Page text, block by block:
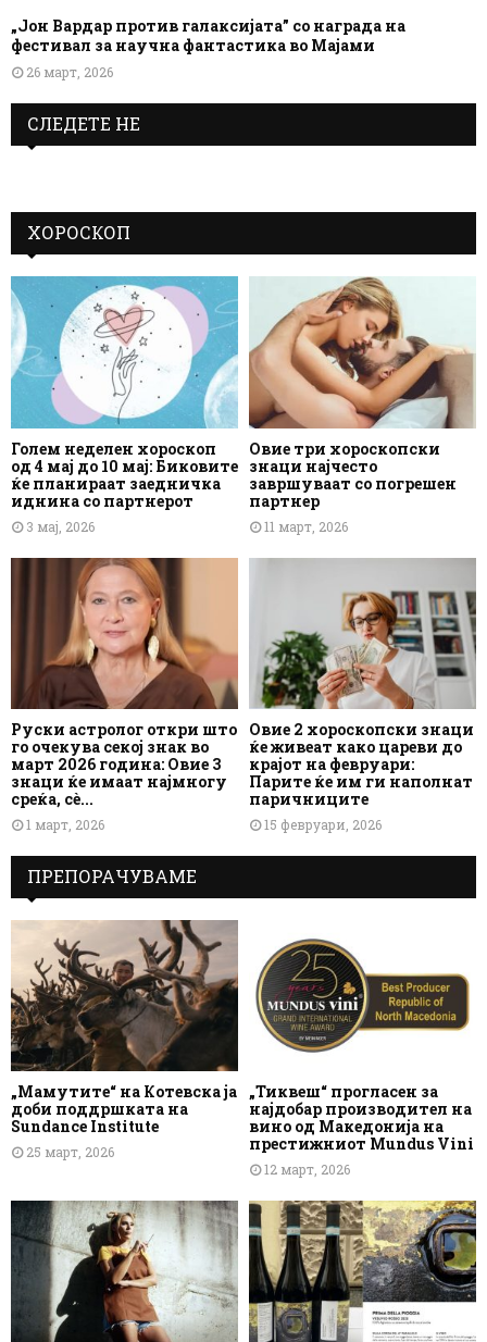
„Јон Вардар против галаксијата” со награда на
фестивал за научна фантастика во Мајами
26 март, 2026
СЛЕДЕТЕ НЕ
ХОРОСКОП
Голем неделен хороскоп
од 4 мај до 10 мај: Биковите
ќе планираат заедничка
иднина со партнерот
3 мај, 2026
Овие три хороскопски
знаци најчесто
завршуваат со погрешен
партнер
11 март, 2026
Руски астролог откри што
го очекува секој знак во
март 2026 година: Овие 3
знаци ќе имаат најмногу
среќа, сè...
1 март, 2026
Овие 2 хороскопски знаци
ќе живеат како цареви до
крајот на февруари:
Парите ќе им ги наполнат
паричниците
15 февруари, 2026
ПРЕПОРАЧУВАМЕ
„Мамутите“ на Котевска ја
доби поддршката на
Sundance Institute
25 март, 2026
„Тиквеш“ прогласен за
најдобар производител на
вино од Македонија на
престижниот Mundus Vini
12 март, 2026